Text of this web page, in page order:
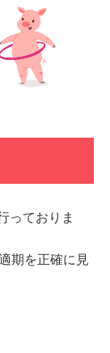
っておりま
期を正確に見